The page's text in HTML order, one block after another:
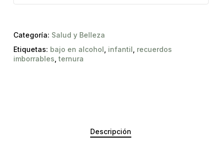
Categoría: Salud y Belleza
Etiquetas: bajo en alcohol infantil recuerdos
imborrables ternura
Descripción